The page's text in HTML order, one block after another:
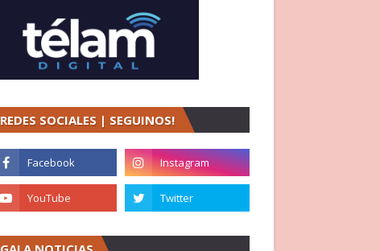
REDES SOCIALES | SEGUINOS!